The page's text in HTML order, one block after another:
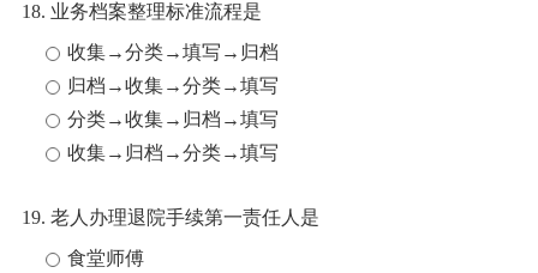
18. 业务档案整理标准流程是
收集→分类→填写→归档
归档→收集→分类→填写
分类→收集→归档→填写
收集→归档→分类→填写
19. 老人办理退院手续第一责任人是
食堂师傅